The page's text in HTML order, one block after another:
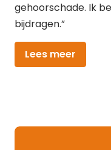
gehoorschade. Ik
bijdragen.”
Lees meer